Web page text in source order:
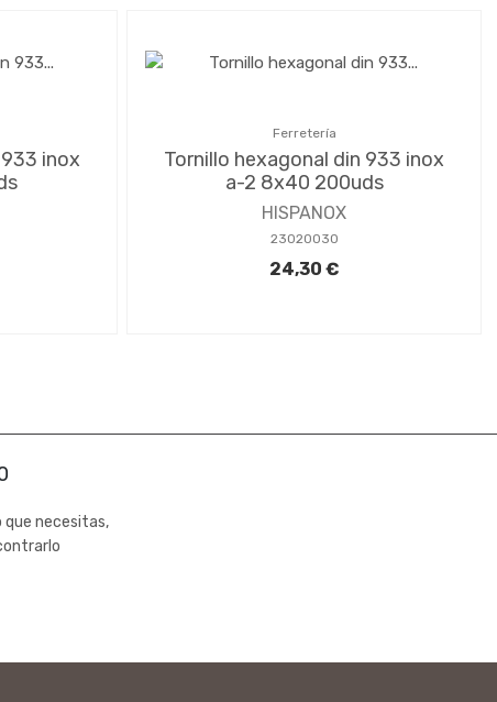
inox
Ferretería
Tornillo hexagonal din 933 inox
a-2 8x40 200uds
HISPANOX
23020030
24,30 €
que necesitas,